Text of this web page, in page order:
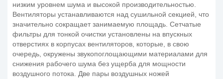
низким уровнем шума и высокой производительностью.
Вентиляторы устанавливаются над сушильной секцией, что
значительно сокращает занимаемую площадь. Сетчатые
фильтры для тонкой очистки установлены на впускных
отверстиях в корпусах вентиляторов, которые, в свою
очередь, окружены звукопоглощающими материалами для
снижения рабочего шума без ущерба для мощности
воздушного потока. Две пары воздушных ножей